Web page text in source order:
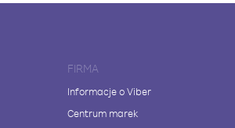
FIRMA
Informacje o Viber
Centrum marek